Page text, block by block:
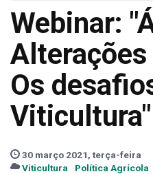
Webinar:
Os
Viticultura"
30 março 2021, terça-feira
Viticultura
Política Agrícola